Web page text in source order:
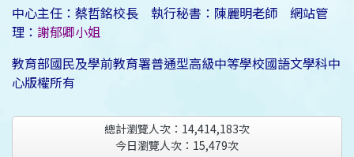
中心主任：蔡哲銘校長 執行秘書：陳麗明老師 網站管
理： 謝郁卿小姐
教育部國民及學前教育署普通型高級中等學校國語文學科中
心版權所有
總計瀏覽人次： 14,414,183次
今日瀏覽人次： 15,479次